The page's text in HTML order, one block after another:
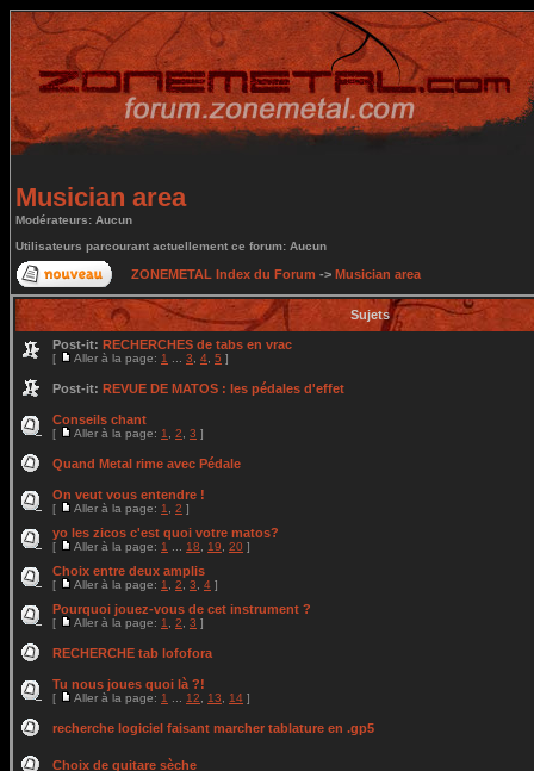
Musician area
Modérateurs: Aucun
Utilisateurs parcourant actuellement ce forum: Aucun
ZONEMETAL Index du Forum -> Musician area
Sujets
Post-it: RECHERCHES de tabs en vrac
[ Aller à la page: 1 3 4 5 ]
Post-it: REVUE DE MATOS : les pédales d'effet
Conseils chant
[ Aller à la page: 1 2 3 ]
Quand Metal rime avec Pédale
On veut vous entendre !
[ Aller à la page: 1 2 ]
yo les zicos c'est quoi votre matos?
[ Aller à la page: 1 18 19 20 ]
Choix entre deux amplis
[ Aller à la page: 1 2 3 4 ]
Pourquoi jouez-vous de cet instrument ?
[ Aller à la page: 1 2 3 ]
RECHERCHE tab lofofora
Tu nous joues quoi là ?!
[ Aller à la page: 1 12 13 14 ]
recherche logiciel faisant marcher tablature en .gp5
Choix de guitare sèche